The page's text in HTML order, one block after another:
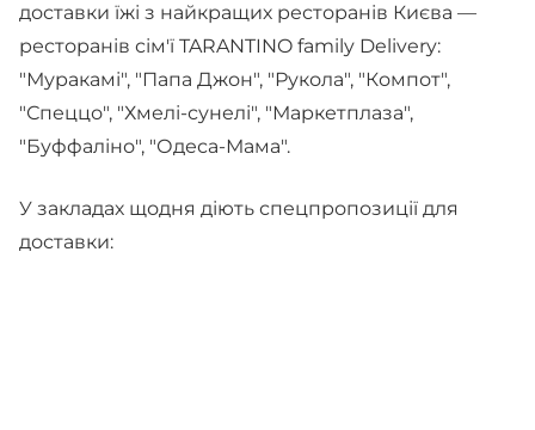
доставки їжі з найкращих ресторанів Києва —
ресторанів сім'ї TARANTINO family Delivery:
"Муракамі", "Папа Джон", "Рукола", "Компот",
"Спеццо", "Хмелі-сунелі", "Маркетплаза",
"Буффаліно", "Одеса-Мама".
У закладах щодня діють спецпропозиції для
доставки: